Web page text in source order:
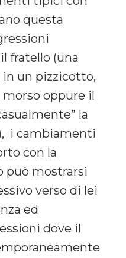
questa
fratello (una
in un pizzicotto,
oppure il
la
i cambiamenti
con la
può mostrarsi
verso di lei
ed
dove il